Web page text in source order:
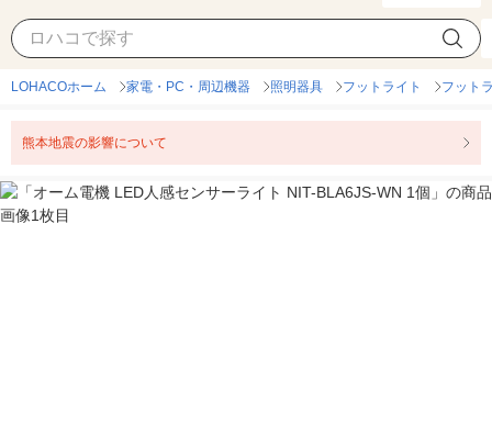
LOHACOホーム 家電・PC・周辺機器 照明器具 フットライト フット
熊本地震の影響について